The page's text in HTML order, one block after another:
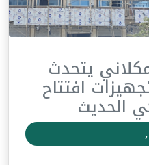
يتحدث
افتتاح
الحديث